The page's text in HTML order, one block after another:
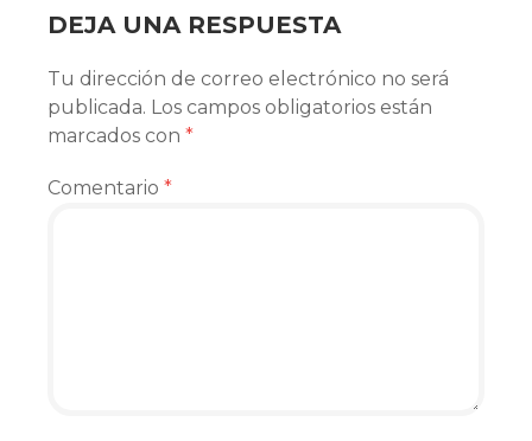
DEJA UNA RESPUESTA
Tu dirección de correo electrónico no será
publicada. Los campos obligatorios están
marcados con *
Comentario *